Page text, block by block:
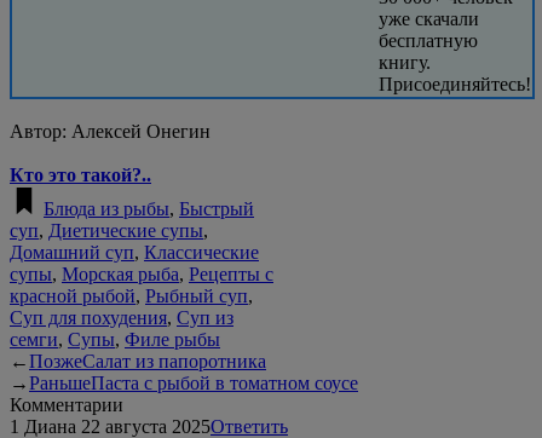
уже скачали
бесплатную
книгу.
Присоединяйтесь!
Автор: Алексей Онегин
Кто это такой?..
Блюда из рыбы, Быстрый
суп, Диетические супы,
Домашний суп, Классические
супы, Морская рыба, Рецепты с
красной рыбой, Рыбный суп,
Суп для похудения, Суп из
семги, Супы, Филе рыбы
←ПозжеСалат из папоротника
→РаньшеПаста с рыбой в томатном соусе
Комментарии
1 Диана 22 августа 2025Ответить